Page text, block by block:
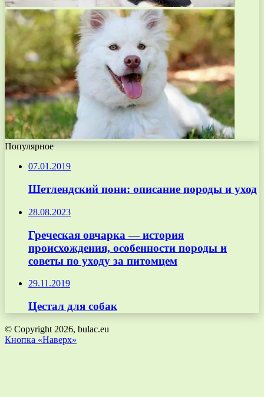
Популярное
07.01.2019
Шетлендский пони: описание породы и уход
28.08.2023
Греческая овчарка — история
происхождения, особенности породы и
советы по уходу за питомцем
29.11.2019
Цестал для собак
© Copyright 2026, bulac.eu
Кнопка «Наверх»